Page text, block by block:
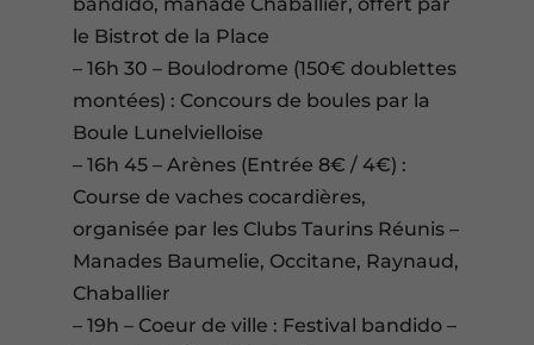
le Bistrot de la Place
– 16h 30 – Boulodrome (150€ doublettes
montées) : Concours de boules par la
Boule Lunelvielloise
– 16h 45 – Arènes (Entrée 8€ / 4€) :
Course de vaches cocardières,
organisée par les Clubs Taurins Réunis –
Manades Baumelie, Occitane, Raynaud,
Chaballier
– 19h – Coeur de ville : Festival bandido –